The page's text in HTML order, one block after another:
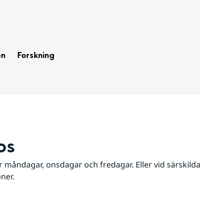
Forskning
onsdagar och fredagar. Eller vid särskilda